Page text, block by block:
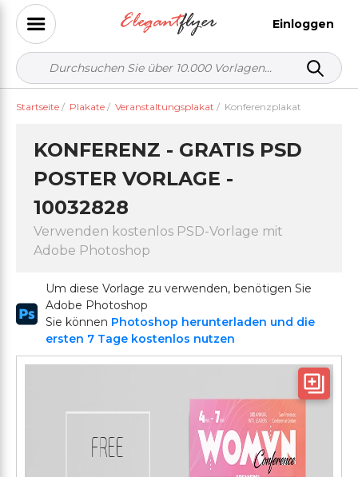
Einloggen
Startseite / Plakate / Veranstaltungsplakat / Konferenzplakat
KONFERENZ - GRATIS PSD
POSTER VORLAGE -
10032828
Verwenden kostenlos PSD-Vorlage mit
Adobe Photoshop
Um diese Vorlage zu verwenden, benötigen Sie
Adobe Photoshop
Sie können Photoshop herunterladen und die
ersten 7 Tage kostenlos nutzen